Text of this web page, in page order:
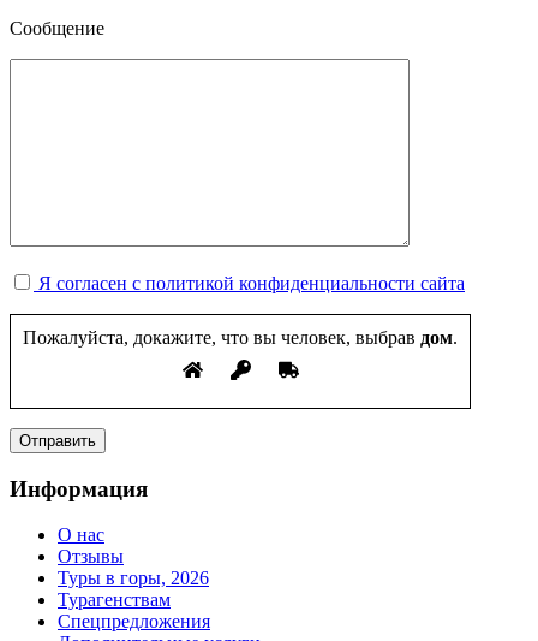
Сообщение
Я согласен с политикой конфиденциальности сайта
Пожалуйста, докажите, что вы человек, выбрав дом.
Информация
О нас
Отзывы
Туры в горы, 2026
Турагенствам
Спецпредложения